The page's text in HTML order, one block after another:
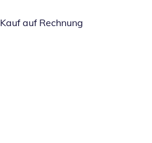
Kauf auf Rechnung